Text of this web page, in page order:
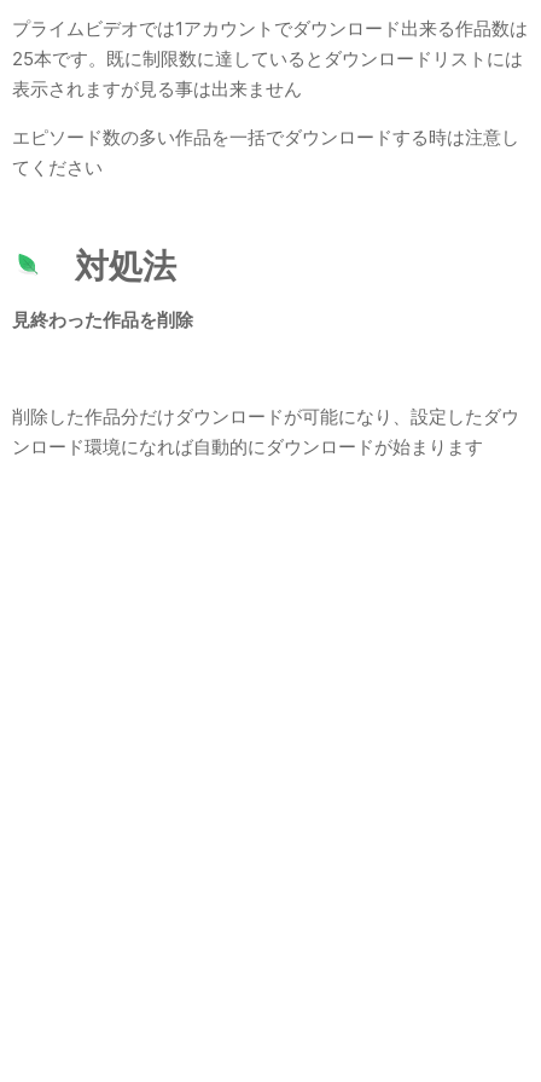
プライムビデオでは1アカウントでダウンロード出来る作品数は
25本です。既に制限数に達しているとダウンロードリストには
表示されますが見る事は出来ません
エピソード数の多い作品を一括でダウンロードする時は注意し
てください
対処法
見終わった作品を削除
削除した作品分だけダウンロードが可能になり、設定したダウ
ンロード環境になれば自動的にダウンロードが始まります